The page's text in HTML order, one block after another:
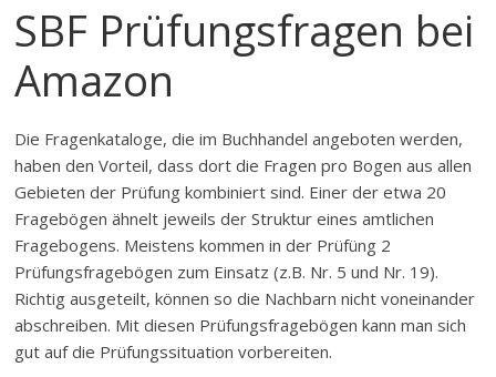
SBF Prüfungsfragen bei
Amazon
Die Fragenkataloge, die im Buchhandel angeboten werden,
haben den Vorteil, dass dort die Fragen pro Bogen aus allen
Gebieten der Prüfung kombiniert sind. Einer der etwa 20
Fragebögen ähnelt jeweils der Struktur eines amtlichen
Fragebogens. Meistens kommen in der Prüfüng 2
Prüfungsfragebögen zum Einsatz (z.B. Nr. 5 und Nr. 19).
Richtig ausgeteilt, können so die Nachbarn nicht voneinander
abschreiben. Mit diesen Prüfungsfragebögen kann man sich
gut auf die Prüfungssituation vorbereiten.